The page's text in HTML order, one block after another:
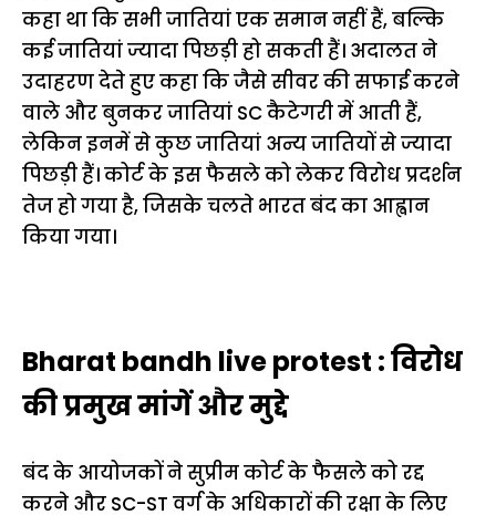
कहा था कि सभी जातियां एक समान नहीं हैं, बल्कि
कई जातियां ज्यादा पिछड़ी हो सकती हैं। अदालत ने
उदाहरण देते हुए कहा कि जैसे सीवर की सफाई करने
वाले और बुनकर जातियां SC कैटेगरी में आती हैं,
लेकिन इनमें से कुछ जातियां अन्य जातियों से ज्यादा
पिछड़ी हैं। कोर्ट के इस फैसले को लेकर विरोध प्रदर्शन
तेज हो गया है, जिसके चलते भारत बंद का आह्वान
किया गया।
Bharat bandh live protest : विरोध
की प्रमुख मांगें और मुद्दे
बंद के आयोजकों ने सुप्रीम कोर्ट के फैसले को रद्द
करने और SC-ST वर्ग के अधिकारों की रक्षा के लिए